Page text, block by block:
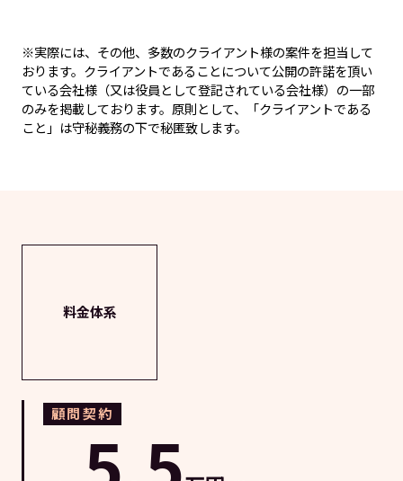
※実際には、その他、多数のクライアント様の案件を担当して
おります。クライアントであることについて公開の許諾を頂い
ている会社様（又は役員として登記されている会社様）の一部
のみを掲載しております。原則として、「クライアントである
こと」は守秘義務の下で秘匿致します。
料金体系
顧問契約